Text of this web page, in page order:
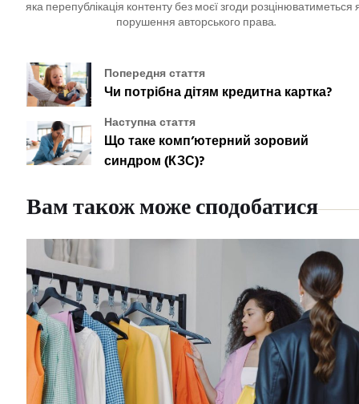
яка перепублікація контенту без моєї згоди розцінюватиметься
порушення авторського права.
Попередня стаття
Чи потрібна дітям кредитна картка?
Наступна стаття
Що таке комп’ютерний зоровий
синдром (КЗС)?
Вам також може сподобатися